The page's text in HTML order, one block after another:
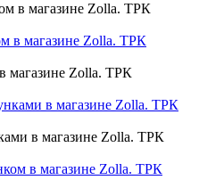
в магазине Zolla. ТРК
магазине Zolla. ТРК
в магазине Zolla. ТРК